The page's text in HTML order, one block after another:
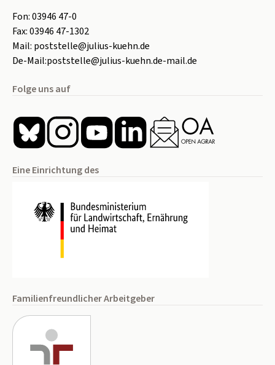
Fon:03946 47-0
Fax:03946 47-1302
Mail: poststelle@julius-kuehn.de
De-Mail:poststelle@julius-kuehn.de-mail.de
Folge uns auf
Eine Einrichtung des
Familienfreundlicher Arbeitgeber